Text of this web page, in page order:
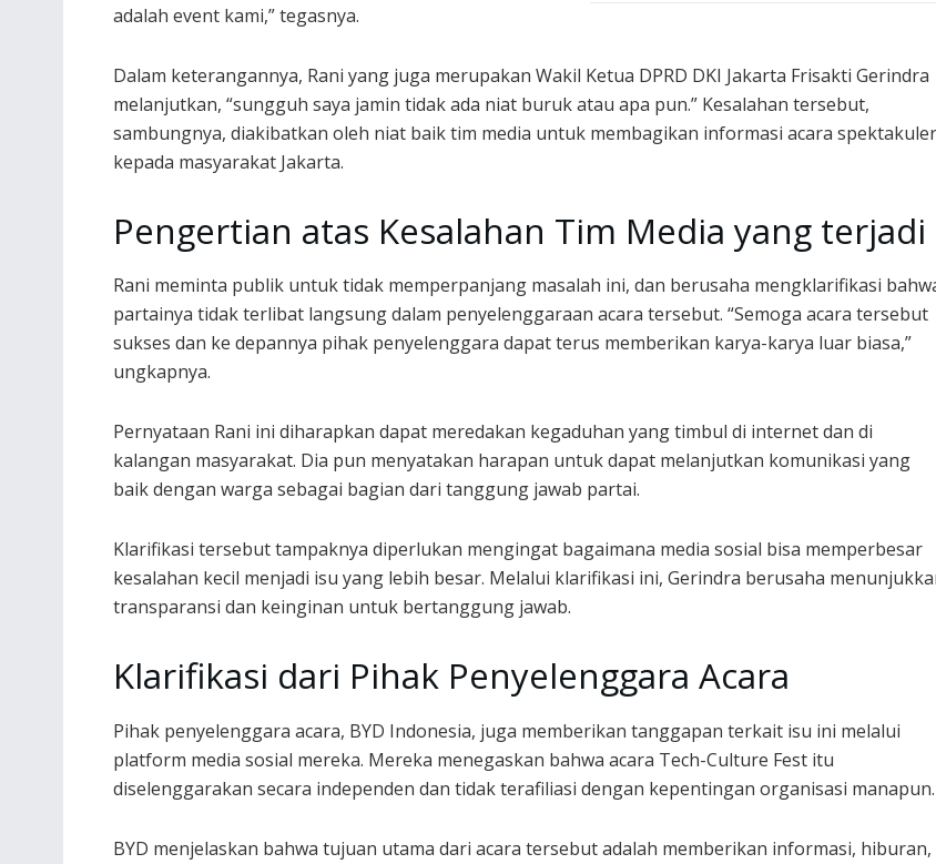
adalah event kami,” tegasnya.
Dalam keterangannya, Rani yang juga merupakan Wakil Ketua DPRD DKI Jakarta Frisakti Gerindra
melanjutkan, “sungguh saya jamin tidak ada niat buruk atau apa pun.” Kesalahan tersebut,
sambungnya, diakibatkan oleh niat baik tim media untuk membagikan informasi acara spektakuler
kepada masyarakat Jakarta.
Pengertian atas Kesalahan Tim Media yang terjadi
Rani meminta publik untuk tidak memperpanjang masalah ini, dan berusaha mengklarifikasi
partainya tidak terlibat langsung dalam penyelenggaraan acara tersebut. “Semoga acara tersebut
sukses dan ke depannya pihak penyelenggara dapat terus memberikan karya-karya luar biasa,”
ungkapnya.
Pernyataan Rani ini diharapkan dapat meredakan kegaduhan yang timbul di internet dan di
kalangan masyarakat. Dia pun menyatakan harapan untuk dapat melanjutkan komunikasi yang
baik dengan warga sebagai bagian dari tanggung jawab partai.
Klarifikasi tersebut tampaknya diperlukan mengingat bagaimana media sosial bisa memperbesar
kesalahan kecil menjadi isu yang lebih besar. Melalui klarifikasi ini, Gerindra berusaha
transparansi dan keinginan untuk bertanggung jawab.
Klarifikasi dari Pihak Penyelenggara Acara
Pihak penyelenggara acara, BYD Indonesia, juga memberikan tanggapan terkait isu ini melalui
platform media sosial mereka. Mereka menegaskan bahwa acara Tech-Culture Fest itu
diselenggarakan secara independen dan tidak terafiliasi dengan kepentingan organisasi manapun.
BYD menjelaskan bahwa tujuan utama dari acara tersebut adalah memberikan informasi, hiburan,